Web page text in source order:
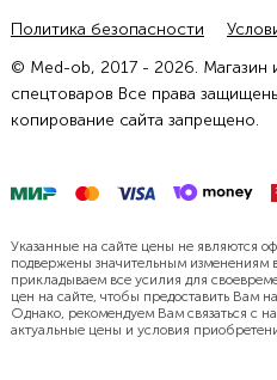
Политика безопасности
© Med-ob, 2017 - 2026. Магазин
спецтоваров Все права
копирование сайта запрещено.
Указанные на сайте цены не являются
подвержены значительным изменениям
прикладываем все усилия для
цен на сайте, чтобы предоставить Вам
Однако, рекомендуем Вам связаться с
актуальные цены и условия